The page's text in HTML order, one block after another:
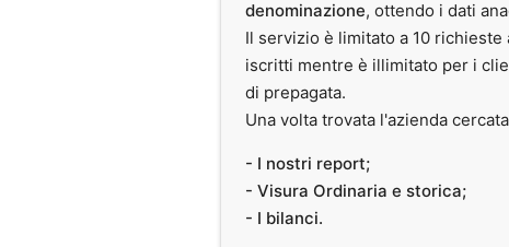
denominazione, ottendo i dati
Il servizio è limitato a 10
iscritti mentre è illimitato per i
di prepagata.
Una volta trovata l'azienda
- I nostri report;
- Visura Ordinaria e storica;
- I bilanci.